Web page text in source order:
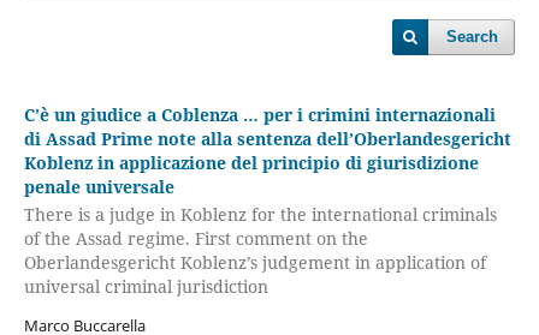
Search
C’è un giudice a Coblenza … per i crimini internazionali
di Assad Prime note alla sentenza dell’Oberlandesgericht
Koblenz in applicazione del principio di giurisdizione
penale universale
There is a judge in Koblenz for the international criminals
of the Assad regime. First comment on the
Oberlandesgericht Koblenz’s judgement in application of
universal criminal jurisdiction
Marco Buccarella